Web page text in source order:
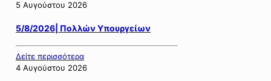
5 Αυγούστου 2026
5/8/2026| Πολλών Υπουργείων
Δείτε περισσότερα
4 Αυγούστου 2026